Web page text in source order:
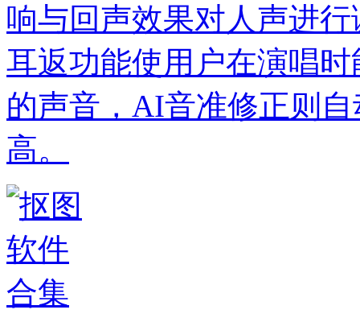
响与回声效果对人声进
耳返功能使用户在演唱
的声音，AI音准修正则
高。